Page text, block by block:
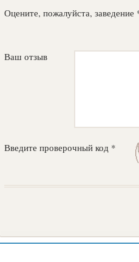
Оцените, пожалуйста, заведение
Ваш отзыв
Введите проверочный код *